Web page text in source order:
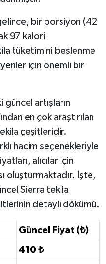
bir porsiyon (42
97 kalori
tüketimini beslenme
için önemli bir
artışların
en çok araştırılan
çeşitleridir.
hacim seçenekleriyle
alıcılar için
oluşturmaktadır. İşte,
Sierra tekila
detaylı dökümü.
Güncel Fiyat (₺)
410 ₺